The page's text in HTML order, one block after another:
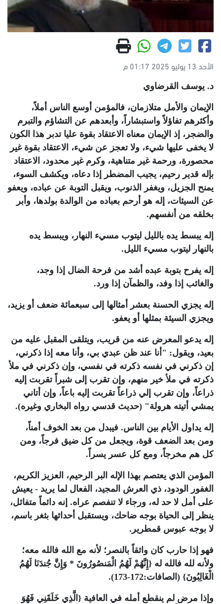
الأحد 13 يوليو 2025 01:17 م
د. يوسف القرضاوي
الإيمان والأمل متلازمان، فالمؤمن أوسع الناس أملاً،
وأكثرهم تفاؤلاً واستبشاراً، وأبعدهم عن التشاؤم والتبرم
والضجر، إذ الإيمان معناه الاعتقاد بقوة عليا تدبر هذا الكون
لا يخفى عليها شيء، ولا تعجز عن شيء، الاعتقاد بقوة غير
محصورة، ورحمة غير متناهية، وكرم غير محدود، الاعتقاد
بإله قدير رحيم، يجيب المضطر إذا دعاه، ويكشف السوء،
يمنح الجزيل، ويغفر الذنوب، ويقبل التوبة عن عباده، ويعفو
عن السيئات، إله هو أرحم بعباده من الوالدة بولدها، وأبر
بخلقه من أنفسهم.
إله يبسط يده بالليل ليتوب مسيء النهار، ويبسط يده
بالنهار ليتوب مسيء الليل.
إله يفرح بتوبة عبده أشد من فرحة الضال إذا وجد،
والغائب إذا وفد، والظمآن إذا ورد.
إله يجزي الحسنة بعشر أمثالها إلى سبعمائة ضعف أو يزيد،
ويجزي السيئة بمثلها أو يعفو.
إله يدعو المعرض عنه من قريب، ويتلقى المقبل عليه من
بعيد، ويقول: "أنا عند ظن عبدي بي، وأنا معه إذا ذكرني،
إن ذكرني في نفسه ذكرته في نفسي، وإن ذكرني في ملأ
ذكرته في ملأ خير منهم، وإن تقرب إلى شبراً تقربت إليه
ذراعاً، وإن تقرب إلي ذراعاً تقربت إليه باعاً، وإن أتاني
يمشي أتيته هرولة" (حديث قدسي رواه البخاري وغيره).
إله يداول الأيام بين الناس. فيبدل من بعد الخوف أمناً،
ومن بعد الضعف قوة، ويجعل من كل ضيق فرجاً، ومن
كل هم مخرجاً، ومع كل عسر يسراً.
المؤمن الذي يعتصم بهذا الإله البر الرحيم، العزيز الكريم،
الغفور الودود، ذي العرش المجيد، الفعال لما يريد - يعيش
على أمل لا حد له، ورجاء لا تنفصم عراه. إنه دائماً متفائل،
ينظر إلى الحياة بوجه ضاحك، ويستقبل أحداثها بثغر باسم،
لا بوجه عبوس قمطرير.
فهو إذا حارب كان واثقاً بالنصر؛ لأنه مع الله فالله معه؛
ولأنه لله فالله له {إِنَّهُمْ لَهُمُ الْمَنصُورُونَ * وَإِنَّ جُندَنَا لَهُمُ
الْغَالِبُونَ} (الصافات:172-173).
وإذا مرض لم ينقطع أمله في العافية {الَّذِي خَلَقَنِي فَهُوَ